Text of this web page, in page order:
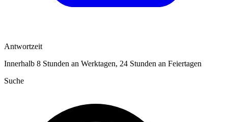
Antwortzeit
Innerhalb 8 Stunden an Werktagen, 24 Stunden an Feiertagen
Suche